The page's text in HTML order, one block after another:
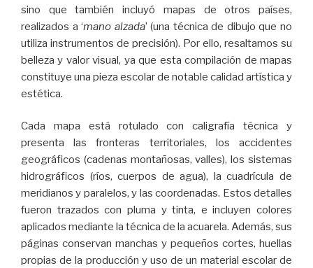
sino que también incluyó mapas de otros países,
realizados a ‘mano alzada’ (una técnica de dibujo que no
utiliza instrumentos de precisión). Por ello, resaltamos su
belleza y valor visual, ya que esta compilación de mapas
constituye una pieza escolar de notable calidad artística y
estética.
Cada mapa está rotulado con caligrafía técnica y
presenta las fronteras territoriales, los accidentes
geográficos (cadenas montañosas, valles), los sistemas
hidrográficos (ríos, cuerpos de agua), la cuadrícula de
meridianos y paralelos, y las coordenadas. Estos detalles
fueron trazados con pluma y tinta, e incluyen colores
aplicados mediante la técnica de la acuarela. Además, sus
páginas conservan manchas y pequeños cortes, huellas
propias de la producción y uso de un material escolar de